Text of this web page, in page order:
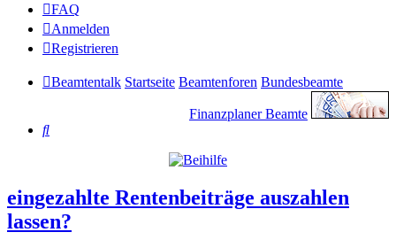
FAQ
Anmelden
Registrieren
Beamtentalk Startseite Beamtenforen Bundesbeamte
Finanzplaner Beamte
Suche
eingezahlte Rentenbeiträge auszahlen
lassen?